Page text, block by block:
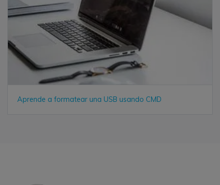
Aprende a formatear una USB usando CMD